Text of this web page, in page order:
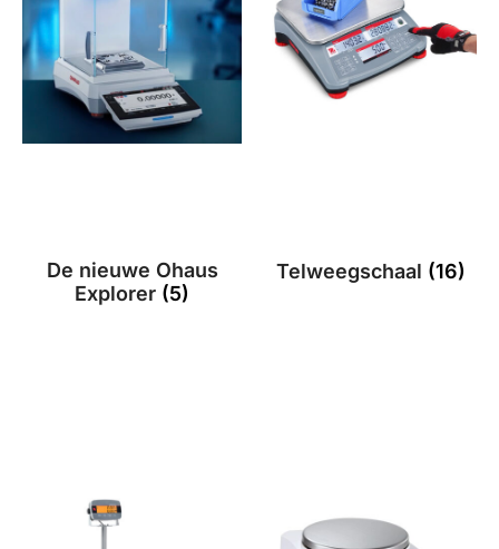
De nieuwe Ohaus
Explorer (5)
Telweegschaal (16)